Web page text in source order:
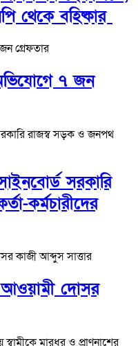
থেকে বহিষ্কার
৭ জন
সরকারি
কর্মচারীদের
আওয়ামী দোসর